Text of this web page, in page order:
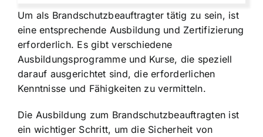
Um als Brandschutzbeauftragter tätig zu sein, ist
eine entsprechende Ausbildung und Zertifizierung
erforderlich. Es gibt verschiedene
Ausbildungsprogramme und Kurse, die speziell
darauf ausgerichtet sind, die erforderlichen
Kenntnisse und Fähigkeiten zu vermitteln.
Die Ausbildung zum Brandschutzbeauftragten ist
ein wichtiger Schritt, um die Sicherheit von